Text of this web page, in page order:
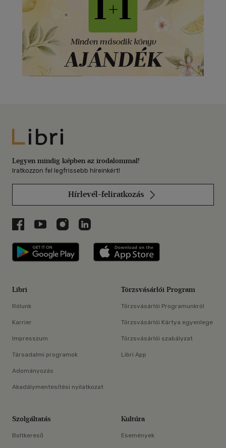
Libri
Legyen mindig képben az irodalommal!
Iratkozzon fel legfrissebb híreinkért!
Hírlevél-feliratkozás
Libri a Facebookon
Libri a Youtube-on
Libri az Instagramon
Libri a LinkedInen
Libri applikáció Szerezd meg: Google
Libri
Rólunk
Karrier
Impresszum
Társadalmi programok
Adományozás
Akadálymentesítési nyilatkozat
Törzsvásárlói Program
Törzsvásárlói Programunkról
Törzsvásárlói Kártya egyenlege
Törzsvásárlói szabályzat
Libri App
Szolgáltatás
Boltkereső
Kultúra
Események